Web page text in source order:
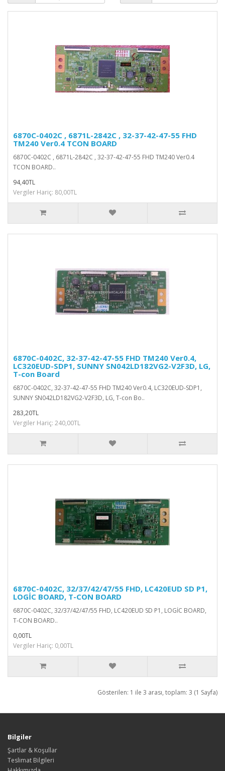
6870C-0402C , 6871L-2842C , 32-37-42-47-55 FHD
TM240 Ver0.4 TCON BOARD
6870C-0402C , 6871L-2842C , 32-37-42-47-55 FHD TM240 Ver0.4
TCON BOARD..
94,40TL
Vergiler Hariç: 80,00TL
6870C-0402C, 32-37-42-47-55 FHD TM240 Ver0.4,
LC320EUD-SDP1, SUNNY SN042LD182VG2-V2F3D, LG,
T-con Board
6870C-0402C, 32-37-42-47-55 FHD TM240 Ver0.4, LC320EUD-SDP1,
SUNNY SN042LD182VG2-V2F3D, LG, T-con Bo..
283,20TL
Vergiler Hariç: 240,00TL
6870C-0402C, 32/37/42/47/55 FHD, LC420EUD SD P1,
LOGİC BOARD, T-CON BOARD
6870C-0402C, 32/37/42/47/55 FHD, LC420EUD SD P1, LOGİC BOARD,
T-CON BOARD..
0,00TL
Vergiler Hariç: 0,00TL
Gösterilen: 1 ile 3 arası, toplam: 3 (1 Sayfa)
Bilgiler
Şartlar & Koşullar
Teslimat Bilgileri